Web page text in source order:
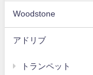
Woodstone
アドリブ
トランペット